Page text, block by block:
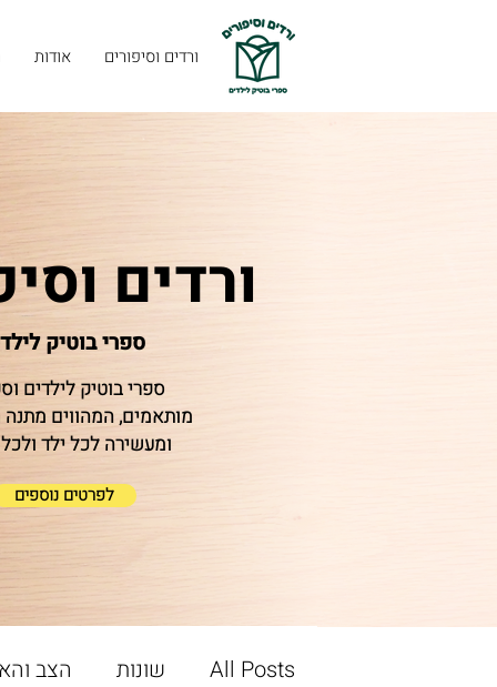
אודות ורדים וסיפורים
ורדים
ספרי בוטיק
ספרי בוטיק לילדים
מותאמים, המהווים
ומעשירה לכל ילד
לפרטים נוספים
All Posts שונות הצב